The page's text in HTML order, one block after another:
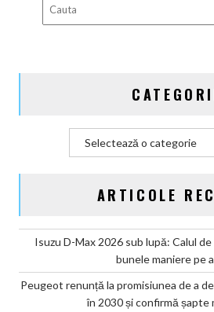
ARTICOLE
Isuzu D-Max 2026 sub lupă: Calul
bunele maniere pe
Peugeot renunță la promisiunea de a
în 2030 și confirmă șapte